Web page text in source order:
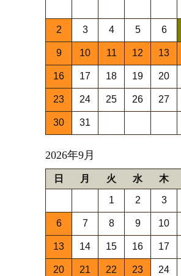
2 3 4 5 6
9 10 11 12 13
16 17 18 19 20
23 24 25 26 27
30 31
2026年9月
日 月 火 水 木
1 2 3
6 7 8 9 10
13 14 15 16 17
20 21 22 23 24